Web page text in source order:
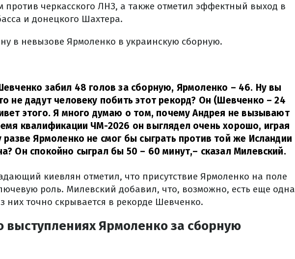
против черкасского ЛНЗ, а также отметил эффектный выход в
и донецкого Шахтера.
в невызове Ярмоленко в украинскую сборную.
забил 48 голов за сборную, Ярмоленко – 46. Ну вы
не дадут человеку побить этот рекорд? Он (Шевченко – 24
этого. Я много думаю о том, почему Андрея не вызывают
квалификации ЧМ-2026 он выглядел очень хорошо, играя
разве Ярмоленко не смог бы сыграть против той же Исландии
Он спокойно сыграл бы 50 – 60 минут,– сказал Милевский.
киевлян отметил, что присутствие Ярмоленко на поле
роль. Милевский добавил, что, возможно, есть еще одна
них точно скрывается в рекорде Шевченко.
выступлениях Ярмоленко за сборную